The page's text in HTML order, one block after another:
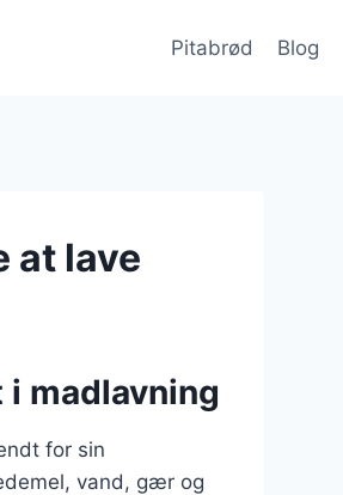
Pitabrød Blog
at lave
madlavning
for sin
vand, gær og